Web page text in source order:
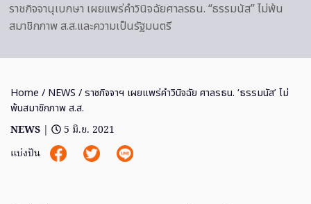
ราชกิจจานุเบกษา เผยแพร่คำวินิจฉัยศาลรธน. “ธรรมนัส” ไม่พ้น
สมาชิกภาพ ส.ส.และความเป็นรัฐมนตรี
Home / NEWS / ราชกิจจาฯ เผยแพร่คำวินิจฉัย ศาลรธน. ‘ธรรมนัส’ ไม่
พ้นสมาชิกภาพ ส.ส.
NEWS |
5 มิ.ย. 2021
แบ่งปัน